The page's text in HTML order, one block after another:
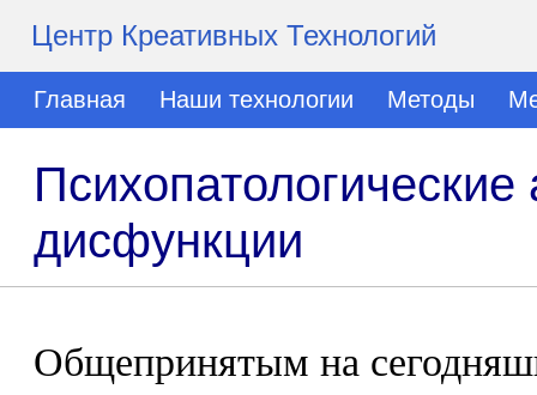
Центр Креативных Технологий
Главная Наши технологии Методы
дисфункции
Общепринятым на